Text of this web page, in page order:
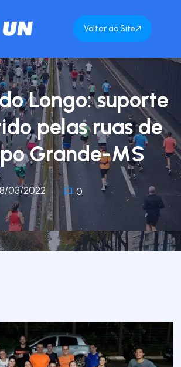
Voltar ao Site
Longo: suporte
pelas ruas de
Grande-MS
03/2022 0